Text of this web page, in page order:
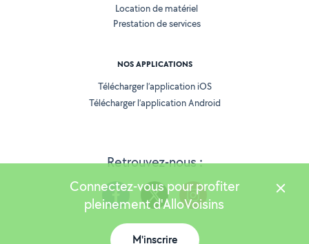
Retrouvez-nous :
Location de matériel
Prestation de services
NOS APPLICATIONS
Télécharger l’application iOS
Télécharger l’application Android
Version 25.6.0
Connectez-vous pour profiter
pleinement d'AlloVoisins
M'inscrire